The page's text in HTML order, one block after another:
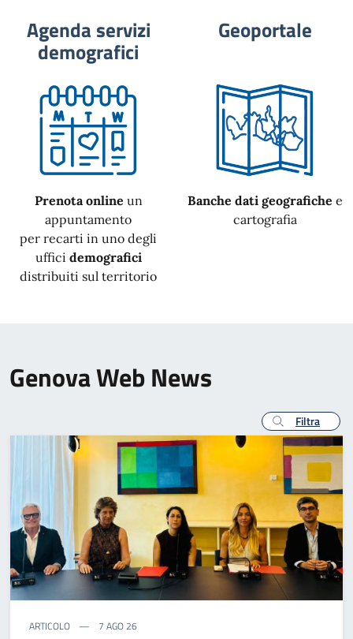
Agenda servizi
demografici
Prenota online un
appuntamento
per recarti in uno degli
uffici demografici
distribuiti sul territorio
Geoportale
Banche dati geografiche e
cartografia
Genova Web News
Filtra
ARTICOLO 7 AGO 26